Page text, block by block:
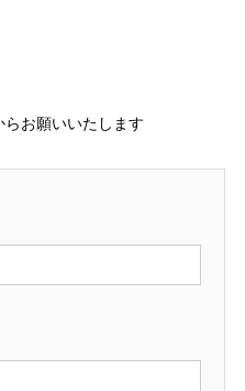
お願いいたします